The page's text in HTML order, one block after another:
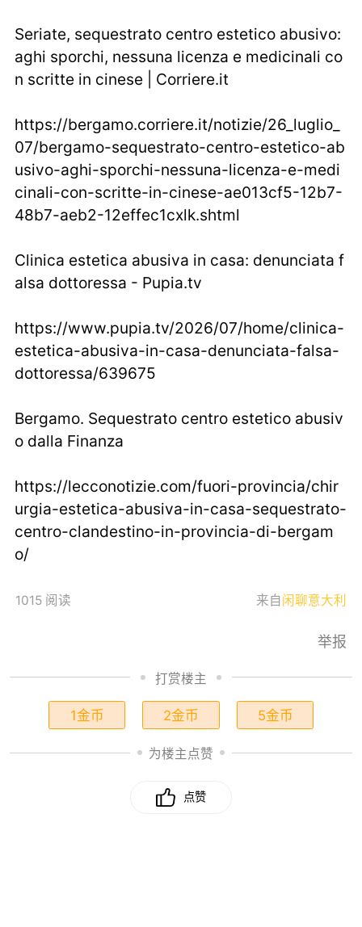
Seriate, sequestrato centro estetico abusivo:
aghi sporchi, nessuna licenza e medicinali co
n scritte in cinese | Corriere.it
https://bergamo.corriere.it/notizie/26_luglio_
07/bergamo-sequestrato-centro-estetico-ab
usivo-aghi-sporchi-nessuna-licenza-e-medi
cinali-con-scritte-in-cinese-ae013cf5-12b7-
48b7-aeb2-12effec1cxlk.shtml
Clinica estetica abusiva in casa: denunciata f
alsa dottoressa - Pupia.tv
https://www.pupia.tv/2026/07/home/clinica-
estetica-abusiva-in-casa-denunciata-falsa-
dottoressa/639675
Bergamo. Sequestrato centro estetico abusiv
o dalla Finanza
https://lecconotizie.com/fuori-provincia/chir
urgia-estetica-abusiva-in-casa-sequestrato-
centro-clandestino-in-provincia-di-bergam
o/
1015 阅读 来自 闲聊意大利
举报
打赏楼主
1金币 2金币 5金币
为楼主点赞
点赞